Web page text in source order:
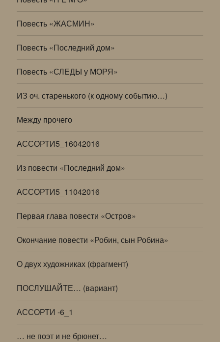
Повесть «ЖАСМИН»
Повесть «Последний дом»
Повесть «СЛЕДЫ у МОРЯ»
ИЗ оч. старенького (к одному событию…)
Между прочего
АССОРТИ5_16042016
Из повести «Последний дом»
АССОРТИ5_11042016
Первая глава повести «Остров»
Окончание повести «Робин, сын Робина»
О двух художниках (фрагмент)
ПОСЛУШАЙТЕ… (вариант)
АССОРТИ -6_1
… не поэт и не брюнет…